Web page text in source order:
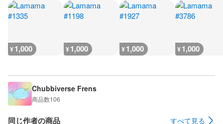
¥1,000 ¥1,000 ¥1,000 ¥1,000
Chubbiverse Frens
商品数106
同じ作者の商品 すべて見る